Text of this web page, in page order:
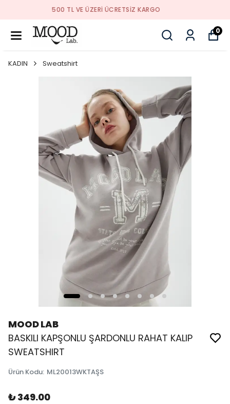
SUMMER MOOD SEZONU AÇILDI !!!
0
KADIN Sweatshirt
MOOD LAB
BASKILI KAPŞONLU ŞARDONLU RAHAT KALIP
SWEATSHIRT
Ürün Kodu: ML20013WKTAŞS
₺ 349.00